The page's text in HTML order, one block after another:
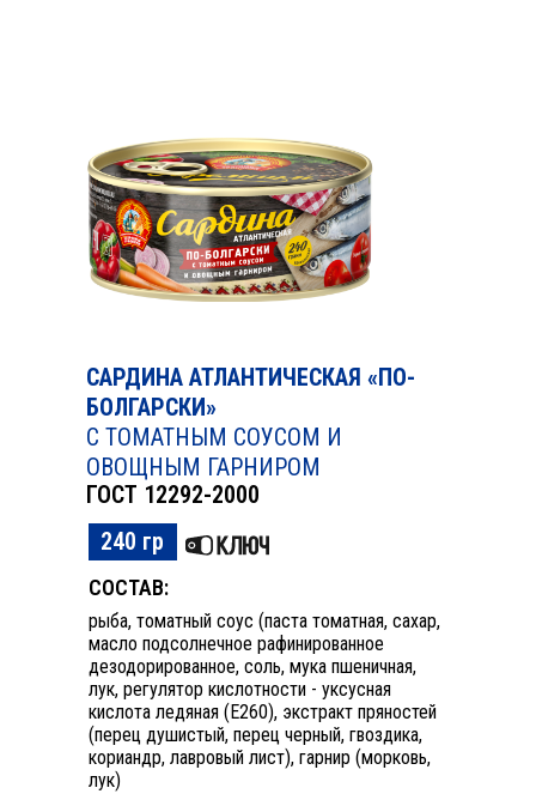
САРДИНА АТЛАНТИЧЕСКАЯ «ПО-
БОЛГАРСКИ»
С ТОМАТНЫМ СОУСОМ И
ОВОЩНЫМ ГАРНИРОМ
рыба, томатный соус (паста томатная, сахар,
масло подсолнечное рафинированное
дезодорированное, соль, мука пшеничная,
лук, регулятор кислотности - уксусная
кислота ледяная (Е260), экстракт пряностей
(перец душистый, перец черный, гвоздика,
кориандр, лавровый лист), гарнир (морковь,
лук)
СОСТАВ:
ГОСТ 12292-2000
240 гр